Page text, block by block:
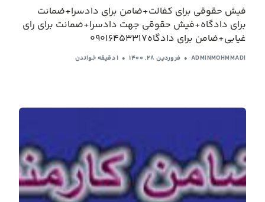
فیش حقوقی برای کفالت+ضامن برای دادسرا+ضمانت
برای دادگاه+فیش حقوقی جهت دادسرا+ضمانت برای رای
غیابی+ضامن برای دادگاه09016453317
ADMINMOHMMADI فروردین ۲۸, ۱۴۰۰ 1 دقیقه خواندن